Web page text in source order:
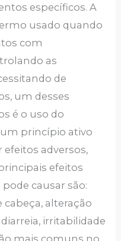
específicos. A
usado quando
com
as
de
um desses
é o uso do
princípio ativo
adversos,
efeitos
causar são:
cabeça, alteração
irritabilidade
mais comuns no